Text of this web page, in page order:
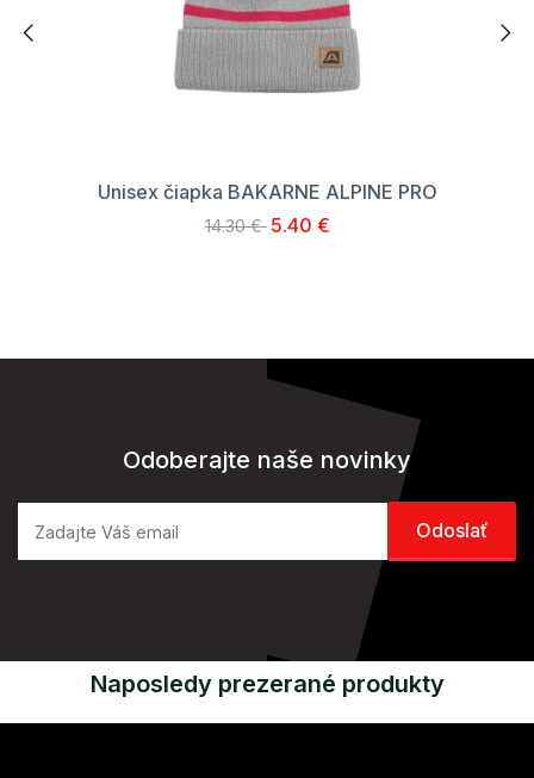
Unisex čiapka BAKARNE ALPINE PRO
14.30 € 5.40 €
Odoberajte naše novinky
Naposledy prezerané produkty